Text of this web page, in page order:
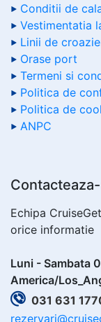
Conditii de
Vestimentatia
Linii de
Orase port
Termeni si
Politica de
Politica de
ANPC
Echipa
orice informatie
Luni - Sambata
America/
031 631